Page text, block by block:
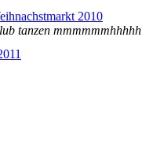
2010
tanzen mmmmmmhhhhh